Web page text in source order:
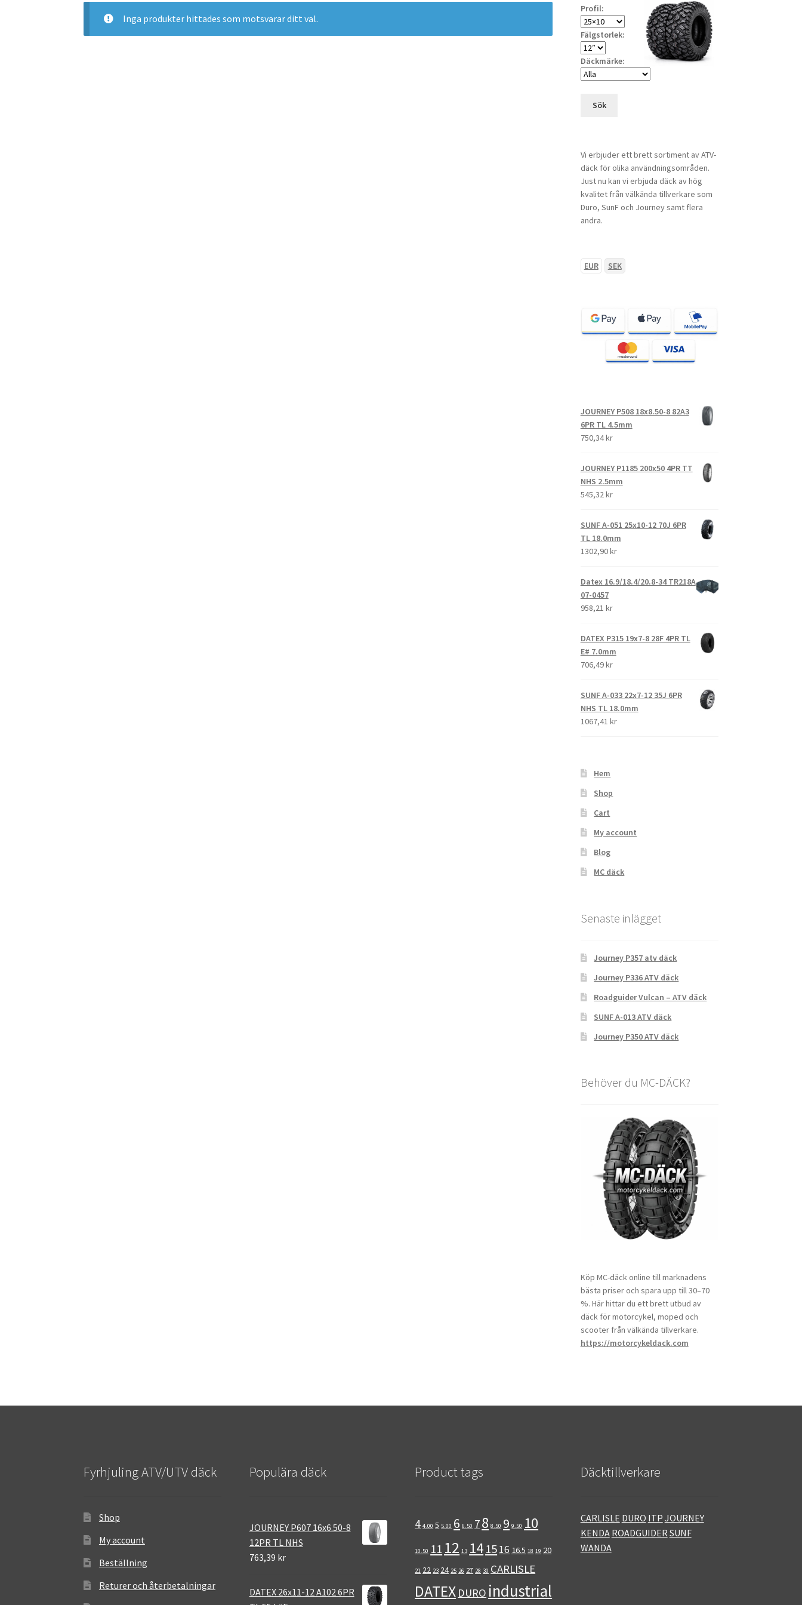
Inga produkter hittades som motsvarar ditt val.
Profil:
Fälgstorlek:
Däckmärke:
Sök
Vi erbjuder ett brett sortiment av ATV-
däck för olika användningsområden.
Just nu kan vi erbjuda däck av hög
kvalitet från välkända tillverkare som
Duro, SunF och Journey samt flera
andra.
EUR SEK
JOURNEY P508 18x8.50-8 82A3
6PR TL 4.5mm
750,34 kr
JOURNEY P1185 200x50 4PR TT
NHS 2.5mm
545,32 kr
SUNF A-051 25x10-12 70J 6PR
TL 18.0mm
1302,90 kr
Datex 16.9/18.4/20.8-34 TR218A
07-0457
958,21 kr
DATEX P315 19x7-8 28F 4PR TL
E# 7.0mm
706,49 kr
SUNF A-033 22x7-12 35J 6PR
NHS TL 18.0mm
1067,41 kr
Hem
Shop
Cart
My account
Blog
MC däck
Senaste inlägget
Journey P357 atv däck
Journey P336 ATV däck
Roadguider Vulcan – ATV däck
SUNF A-013 ATV däck
Journey P350 ATV däck
Behöver du MC-DÄCK?
Köp MC-däck online till marknadens
bästa priser och spara upp till 30–70
%. Här hittar du ett brett utbud av
däck för motorcykel, moped och
scooter från välkända tillverkare.
https://motorcykeldack.com
Fyrhjuling ATV/UTV däck
Shop
My account
Beställning
Returer och återbetalningar
Populära däck
JOURNEY P607 16x6.50-8
12PR TL NHS
763,39 kr
DATEX 26x11-12 A102 6PR
Product tags
4 4.00 5 5.00 6 6.50 78 8.50 9 9.50 10
10.50 11 12 13 141516 16.5 18 19 20
21 22 23 24 25 26 27 28 30 CARLISLE
DATEX DURO industrial
Däcktillverkare
CARLISLE DURO ITP JOURNEY
KENDA ROADGUIDER SUNF
WANDA